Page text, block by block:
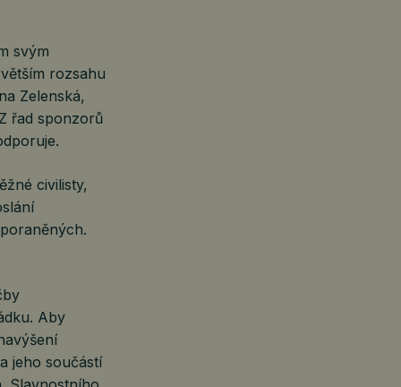
svým
rozsahu
Zelenská,
řad sponzorů
civilisty,
Aby
jeho součástí